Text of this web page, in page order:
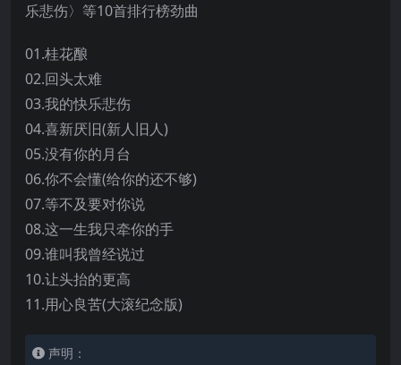
乐悲伤〉等10首排行榜劲曲
01.桂花酿
02.回头太难
03.我的快乐悲伤
04.喜新厌旧(新人旧人)
05.没有你的月台
06.你不会懂(给你的还不够)
07.等不及要对你说
08.这一生我只牵你的手
09.谁叫我曾经说过
10.让头抬的更高
11.用心良苦(大滚纪念版)
声明：